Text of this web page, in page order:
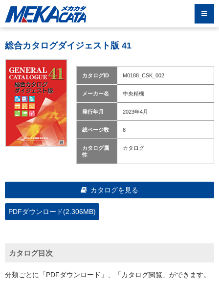
総合カタログダイジェスト版 41
カタログID M0188_CSK_002
メーカー名 中央精機
発行年月 2023年4月
総ページ数 8
カタログ属
性
カタログ
カタログを見る
PDFダウンロード(2.306MB)
カタログ目次
分類ごとに「PDFダウンロード」、「カタログ閲覧」ができます。